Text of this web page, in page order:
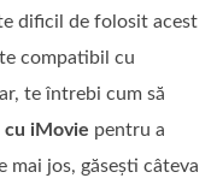
dificil de folosit acest
compatibil cu
te întrebi cum să
cu iMovie pentru a
jos, găsești câteva